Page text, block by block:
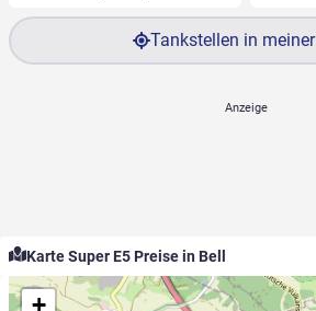
Tankstellen in
Karte Super E5 Preise in Bell
+